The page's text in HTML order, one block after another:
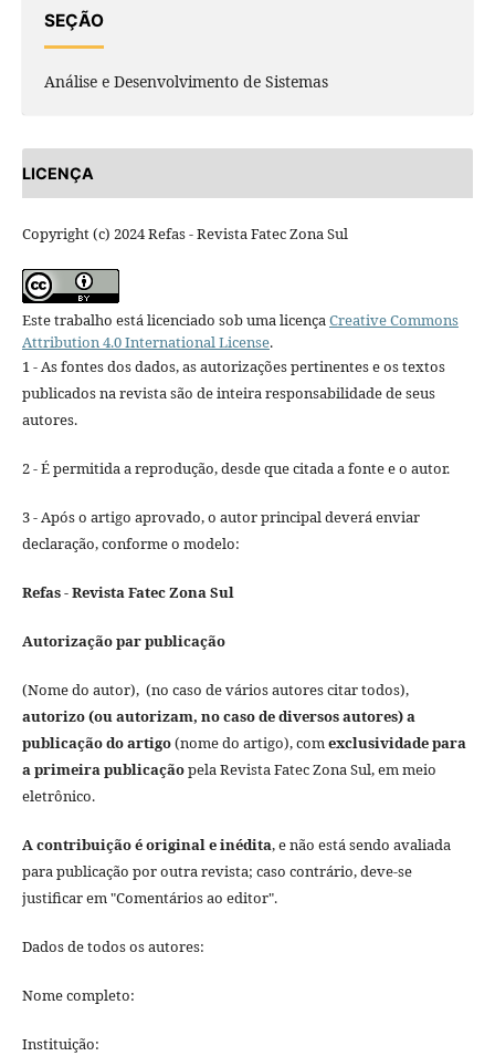
SEÇÃO
Análise e Desenvolvimento de Sistemas
LICENÇA
Copyright (c) 2024 Refas - Revista Fatec Zona Sul
Este trabalho está licenciado sob uma licençaCreative Commons
Attribution 4.0 International License.
1 - As fontes dos dados, as autorizações pertinentes e os textos
publicados na revista são de inteira responsabilidade de seus
autores.
2 - É permitida a reprodução, desde que citada a fonte e o autor.
3 - Após o artigo aprovado, o autor principal deverá enviar
declaração, conforme o modelo:
Refas - Revista Fatec Zona Sul
Autorização par publicação
(Nome do autor), (no caso de vários autores citar todos),
autorizo (ou autorizam, no caso de diversos autores) a
publicação do artigo(nome do artigo), comexclusividade para
a primeira publicaçãopela Revista Fatec Zona Sul, em meio
eletrônico.
A contribuição é original e inédita, e não está sendo avaliada
para publicação por outra revista; caso contrário, deve-se
justificar em "Comentários ao editor".
Dados de todos os autores:
Nome completo:
Instituição: